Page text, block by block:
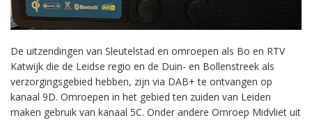
De uitzendingen van Sleutelstad en omroepen als Bo en RTV
Katwijk die de Leidse regio en de Duin- en Bollenstreek als
verzorgingsgebied hebben, zijn via DAB+ te ontvangen op
kanaal 9D. Omroepen in het gebied ten zuiden van Leiden
maken gebruik van kanaal 5C. Onder andere Omroep Midvliet uit